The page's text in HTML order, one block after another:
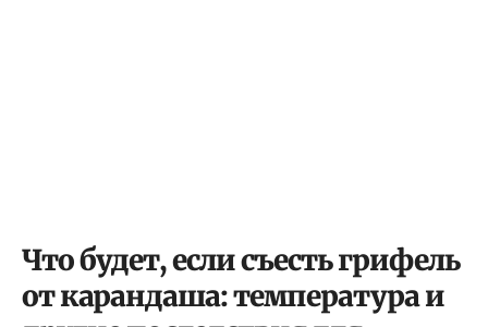
Что будет, если съесть грифель
от карандаша: температура и